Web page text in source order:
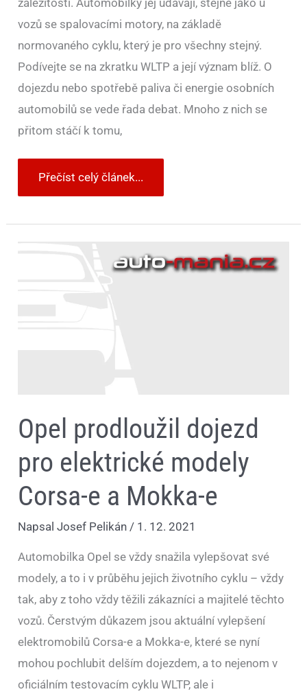
vozů se spalovacími motory, na základě
normovaného cyklu, který je pro všechny stejný.
Podívejte se na zkratku WLTP a její význam blíž. O
dojezdu nebo spotřebě paliva či energie osobních
automobilů se vede řada debat. Mnoho z nich se
přitom stáčí k tomu,
Přečíst celý článek...
Opel prodloužil dojezd
pro elektrické modely
Corsa-e a Mokka-e
NapsalJosef Pelikán/ 1. 12. 2021
Automobilka Opel se vždy snažila vylepšovat své
modely, a to i v průběhu jejich životního cyklu – vždy
tak, aby z toho vždy těžili zákazníci a majitelé těchto
vozů. Čerstvým důkazem jsou aktuální vylepšení
elektromobilů Corsa-e a Mokka-e, které se nyní
mohou pochlubit delším dojezdem, a to nejenom v
oficiálním testovacím cyklu WLTP, ale i
prodloužil
modely